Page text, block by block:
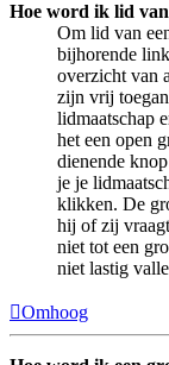
Hoe word ik lid
Om lid van
bijhorende
overzicht van
zijn vrij
lidmaatschap
het een open
dienende
je je
klikken. De
hij of zij
niet tot een
niet lastig
Omhoog